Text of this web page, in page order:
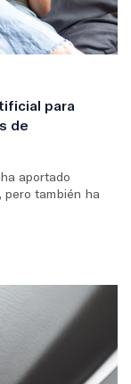
para
de
aportado
pero también ha